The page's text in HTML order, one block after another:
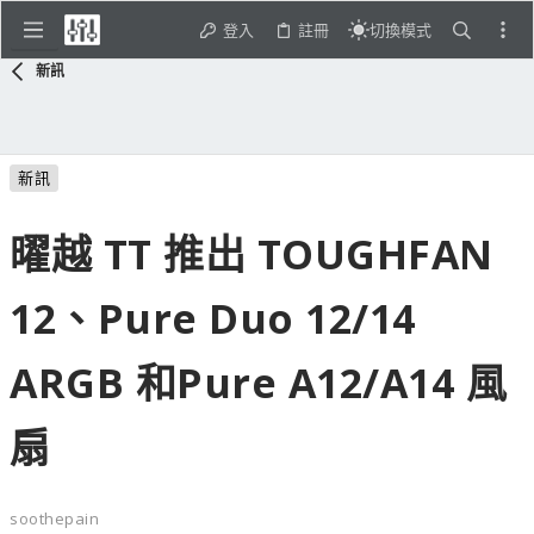
登入 註冊 切換模式
新訊
新訊
曜越 TT 推出 TOUGHFAN
12、Pure Duo 12/14
ARGB 和Pure A12/A14 風
扇
soothepain